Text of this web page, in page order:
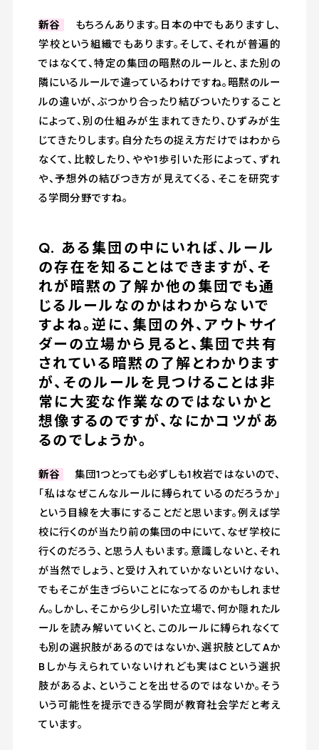
新谷
もちろんあります。日本の中でもありますし、
学校という組織でもあります。そして、それが普遍的
ではなくて、特定の集団の暗黙のルールと、また別の
隣にいるルールで違っているわけですね。暗黙のルー
ルの違いが、ぶつかり合ったり結びついたりすること
によって、別の仕組みが生まれてきたり、ひずみが生
じてきたりします。自分たちの捉え方だけではわから
なくて、比較したり、やや1歩引いた形によって、ずれ
や、予想外の結びつき方が見えてくる、そこを研究す
る学問分野ですね。
Q. ある集団の中にいれば、ルール
の存在を知ることはできますが、そ
れが暗黙の了解か他の集団でも通
じるルールなのかはわからないで
すよね。逆に、集団の外、アウトサイ
ダーの立場から見ると、集団で共有
されている暗黙の了解とわかります
が、そのルールを見つけることは非
常に大変な作業なのではないかと
想像するのですが、なにかコツがあ
るのでしょうか。
新谷
集団1つとっても必ずしも1枚岩ではないので、
「私はなぜこんなルールに縛られているのだろうか」
という目線を大事にすることだと思います。例えば学
校に行くのが当たり前の集団の中にいて、なぜ学校に
行くのだろう、と思う人もいます。意識しないと、それ
が当然でしょう、と受け入れていかないといけない、
でもそこが生きづらいことになってるのかもしれませ
ん。しかし、そこから少し引いた立場で、何か隠れたル
ールを読み解いていくと、このルールに縛られなくて
も別の選択肢があるのではないか、選択肢としてAか
Bしか与えられていないけれども実はCという選択
肢があるよ、ということを出せるのではないか。そう
いう可能性を提示できる学問が教育社会学だと考え
ています。